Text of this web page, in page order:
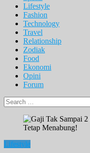
Lifestyle
Fashion
Technology
Travel
Relationship
Zodiak
Food
Ekonomi
Opini
Forum
Search
for:
Lifestyle